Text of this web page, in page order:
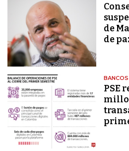
de
de
BANCOS
PSE